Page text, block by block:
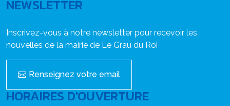
NEWSLETTER
Inscrivez-vous à notre newsletter pour recevoir les
nouvelles de la mairie de Le Grau du Roi
Renseignez votre email
HORAIRES D'OUVERTURE